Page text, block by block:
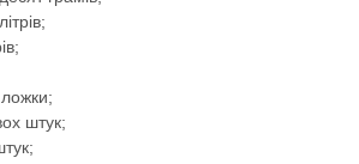
штук;